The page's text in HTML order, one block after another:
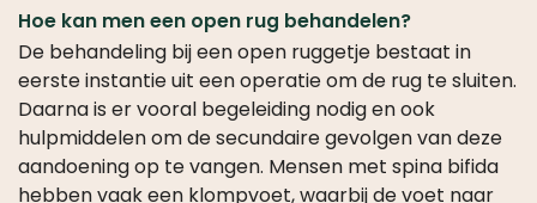
Hoe kan men een open rug behandelen?
De behandeling bij een open ruggetje bestaat in
eerste instantie uit een operatie om de rug te sluiten.
Daarna is er vooral begeleiding nodig en ook
hulpmiddelen om de secundaire gevolgen van deze
aandoening op te vangen. Mensen met spina bifida
hebben vaak een klompvoet, waarbij de voet naar